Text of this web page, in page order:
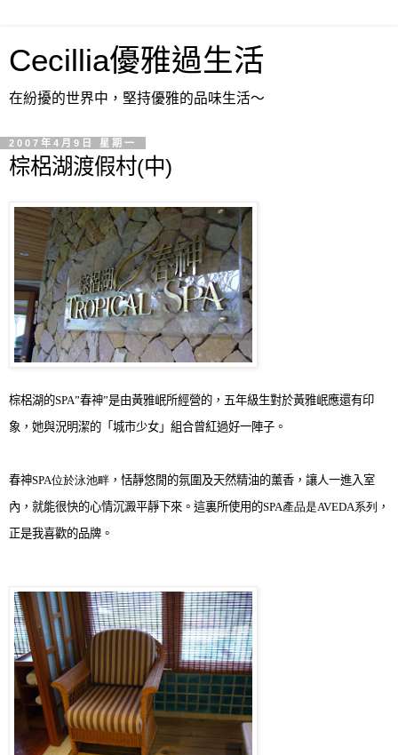
Cecillia優雅過生活
在紛擾的世界中，堅持優雅的品味生活～
2007年4月9日 星期一
棕梠湖渡假村(中)
棕梠湖的SPA”春神”是由黃雅岷所經營的，五年級生對於黃雅岷應還有印
象，她與況明潔的 「 城市少女 」 組合曾紅過好一陣子 。
春神SPA位於泳池畔 ，恬靜悠閒的氛圍及天然精油的薰香，讓人一進入室
內，就能很快的心情沉澱平靜下來 。 這裏所使用的SPA產品是AVEDA系列 ，
正是我喜歡的品牌 。